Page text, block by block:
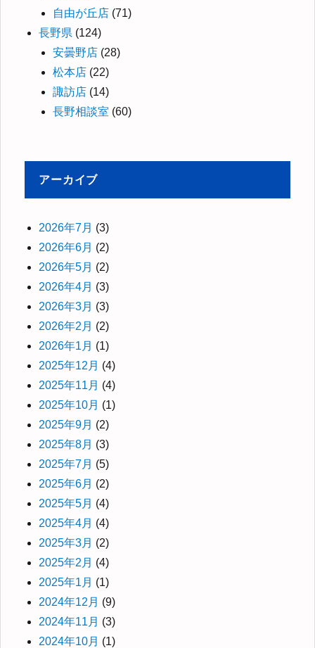
自由が丘店 (71)
長野県 (124)
安曇野店 (28)
松本店 (22)
諏訪店 (14)
長野相談室 (60)
アーカイブ
2026年7月 (3)
2026年6月 (2)
2026年5月 (2)
2026年4月 (3)
2026年3月 (3)
2026年2月 (2)
2026年1月 (1)
2025年12月 (4)
2025年11月 (4)
2025年10月 (1)
2025年9月 (2)
2025年8月 (3)
2025年7月 (5)
2025年6月 (2)
2025年5月 (4)
2025年4月 (4)
2025年3月 (2)
2025年2月 (4)
2025年1月 (1)
2024年12月 (9)
2024年11月 (3)
2024年10月 (1)